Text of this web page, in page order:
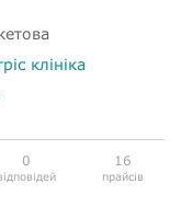
клініка
0 16
прайсів